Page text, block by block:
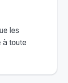
les
à toute